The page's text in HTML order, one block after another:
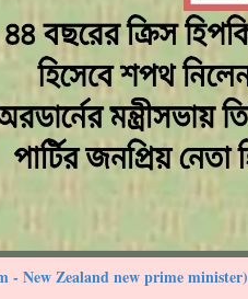
- New Zealand new prime minister)